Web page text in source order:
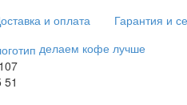
и оплата Гарантия и
делаем кофе лучше
51